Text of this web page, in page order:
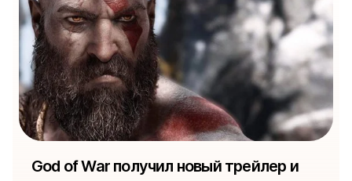
God of War получил новый трейлер и